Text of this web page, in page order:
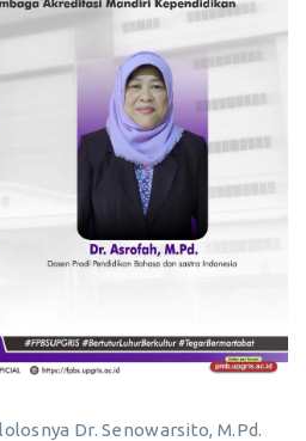
Dr. Senowarsito, M.Pd.